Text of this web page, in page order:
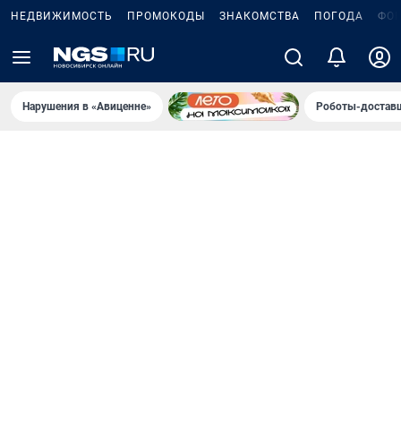
НЕДВИЖИМОСТЬ ПРОМОКОДЫ ЗНАКОМСТВА ПОГОДА
Нарушения в «Авиценне» Роботы-